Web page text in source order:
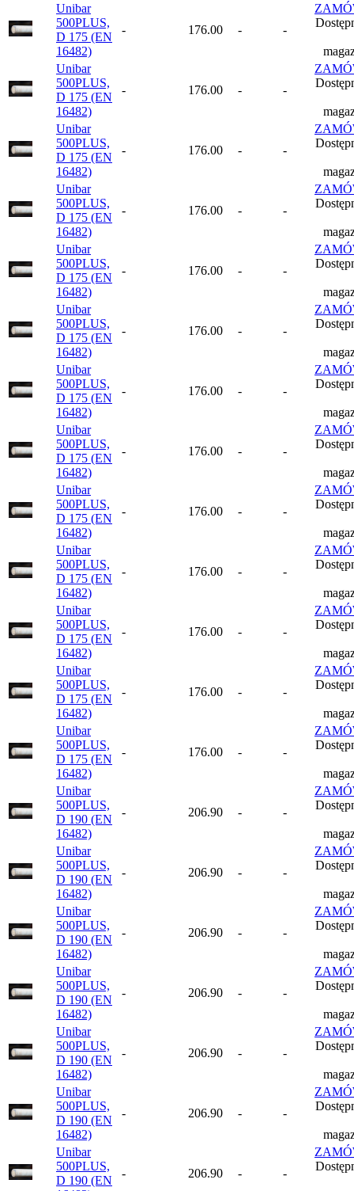
Unibar
500PLUS,
D 175 (EN
16482)
- 176.00 - -
Unibar
500PLUS,
D 175 (EN
16482)
- 176.00 - -
Unibar
500PLUS,
D 175 (EN
16482)
- 176.00 - -
Unibar
500PLUS,
D 175 (EN
16482)
- 176.00 - -
Unibar
500PLUS,
D 175 (EN
16482)
- 176.00 - -
Unibar
500PLUS,
D 175 (EN
16482)
- 176.00 - -
Unibar
500PLUS,
D 175 (EN
16482)
- 176.00 - -
Unibar
500PLUS,
D 175 (EN
16482)
- 176.00 - -
Unibar
500PLUS,
D 175 (EN
16482)
- 176.00 - -
Unibar
500PLUS,
D 175 (EN
16482)
- 176.00 - -
Unibar
500PLUS,
D 175 (EN
16482)
- 176.00 - -
Unibar
500PLUS,
D 175 (EN
16482)
- 176.00 - -
Unibar
500PLUS,
D 175 (EN
16482)
- 176.00 - -
Unibar
500PLUS,
D 190 (EN
16482)
- 206.90 - -
Unibar
500PLUS,
D 190 (EN
16482)
- 206.90 - -
Unibar
500PLUS,
D 190 (EN
16482)
- 206.90 - -
Unibar
500PLUS,
D 190 (EN
16482)
- 206.90 - -
Unibar
500PLUS,
D 190 (EN
16482)
- 206.90 - -
Unibar
500PLUS,
D 190 (EN
16482)
- 206.90 - -
Unibar
500PLUS,
D 190 (EN
- 206.90 - -